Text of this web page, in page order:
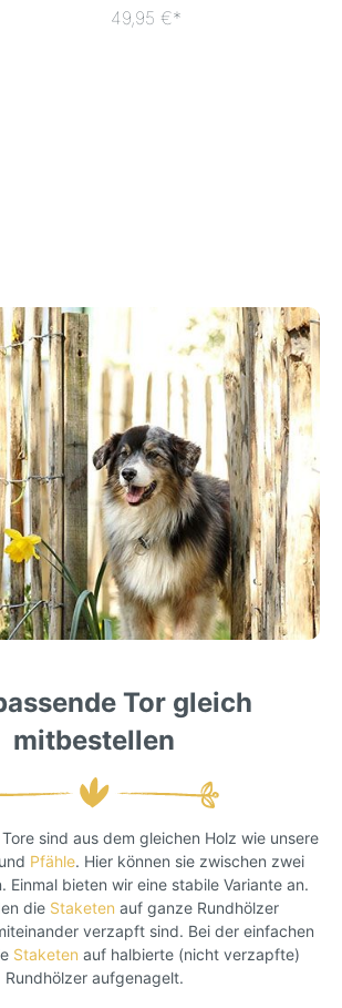
49,95 €*
Tor gleich
mitbestellen
Tore sind aus dem gleichen Holz wie unsere
Pfähle. Hier können sie zwischen zwei
Einmal bieten wir eine stabile Variante an.
die Staketen auf ganze Rundhölzer
verzapft sind. Bei der einfachen
Staketen auf halbierte (nicht verzapfte)
Rundhölzer aufgenagelt.